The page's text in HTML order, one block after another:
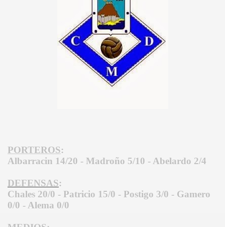
PORTEROS:
Albarracin 14/20 - Madroño 5/10 - Abelardo 2/4
DEFENSAS:
Chales 20/0 - Patricio 15/0 - Postigo 3/0 - Gamero
0/0 - Alema 0/0